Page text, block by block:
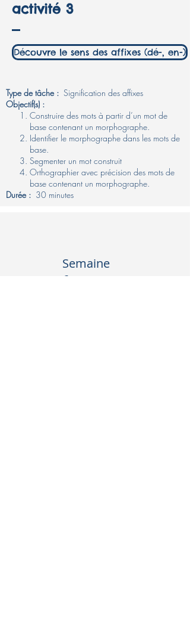
activité 3
Découvre le sens des affixes (dé-, en-)
Type de tâche : Signification des affixes
Objectif(s) :
Construire des mots à partir d’un mot de
base contenant un morphographe.
Identifier le morphographe dans les mots de
base.
Segmenter un mot construit
Orthographier avec précision des mots de
base contenant un morphographe. ​
Durée : 30 minutes
Semaine
6